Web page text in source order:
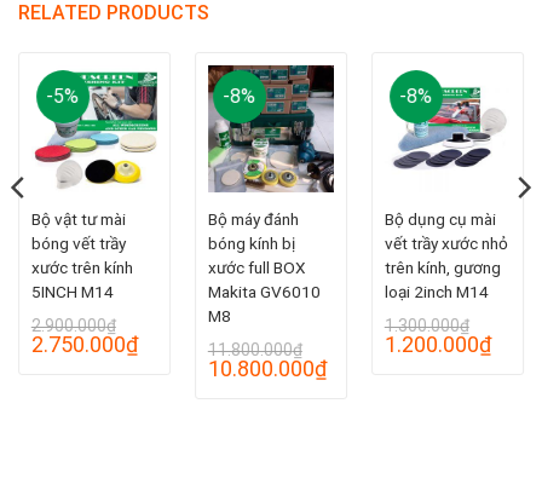
RELATED PRODUCTS
-5%
Bộ vật tư mài
bóng vết trầy
xước trên kính
5INCH M14
2.900.000₫
Original
2.750.000₫Current
-8%
Bộ máy đánh
bóng kính bị
xước full BOX
Makita GV6010
M8
11.800.000₫
Original
10.800.000₫Current
-8%
Bộ dụng cụ mài
vết trầy xước nhỏ
trên kính, gương
loại 2inch M14
1.300.000₫
Original
1.200.000₫